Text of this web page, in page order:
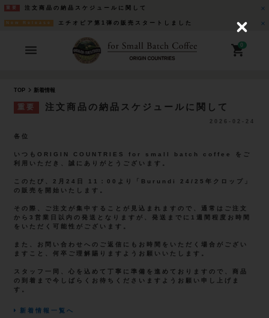
注文商品の納品スケジュールに関して
New Release エチオピア第1弾の販売スタートしました
0
TOP 新着情報
重要 注文商品の納品スケジュールに関して
2026-02-24
各位
いつもORIGIN COUNTRIES for small batch coffee をご
利用いただき、誠にありがとうございます。
このたび、2月24日 11：00より「Burundi 24/25年クロップ」
の販売を開始いたします。
その際、ご注文が集中することが見込まれますので、通常はご注文
から3営業日以内の発送となりますが、発送までに1週間程度お時間
をいただく可能性がございます。
また、お問い合わせへのご返信にもお時間をいただく場合がござい
ますこと、何卒ご理解賜りますようお願いいたします。
スタッフ一同、心を込めて丁寧に準備を進めておりますので、商品
の到着まで今しばらくお待ちくださいますようお願い申し上げま
す。
新着情報一覧へ
C
o
s
e